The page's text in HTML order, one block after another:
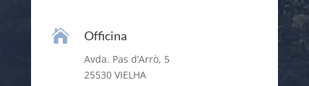
 Officina
Avda. Pas d’Arrò, 5
25530 VIELHA